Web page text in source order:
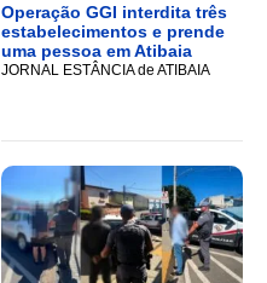
Operação GGI interdita três
estabelecimentos e prende
uma pessoa em Atibaia
JORNAL ESTÂNCIA de ATIBAIA